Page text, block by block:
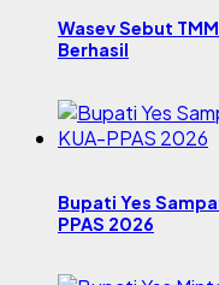
Wasev Sebut
Berhasil
Bupati Yes
PPAS 2026